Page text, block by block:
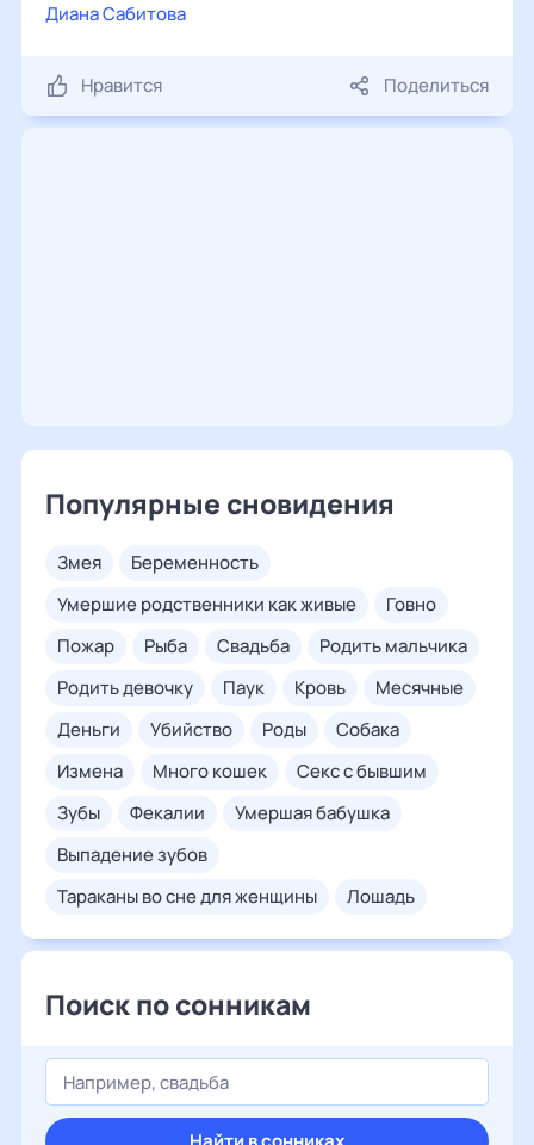
Диана Сабитова
Нравится Поделиться
Популярные сновидения
змея
беременность
умершие родственники как живые
говно
пожар
рыба свадьба
родить мальчика
родить девочку
паук кровь
месячные
деньги
убийство роды
собака
измена
много кошек
секс с бывшим
зубы
фекалии
умершая бабушка
выпадение зубов
тараканы во сне для женщины
лошадь
Поиск по сонникам